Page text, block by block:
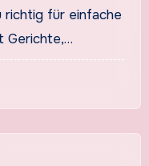
richtig für einfache
Gerichte,…